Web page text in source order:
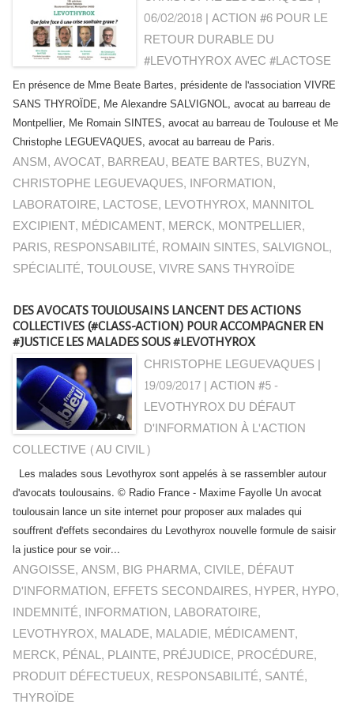
06/02/2018|ACTION #6 POUR LE
RETOUR DURABLE DU
#LEVOTHYROX AVEC #LACTOSE
En présence de Mme Beate Bartes, présidente de l'association VIVRE
SANS THYROÏDE, Me Alexandre SALVIGNOL, avocat au barreau de
Montpellier, Me Romain SINTES, avocat au barreau de Toulouse et Me
Christophe LEGUEVAQUES, avocat au barreau de Paris.
ANSM,AVOCAT, BARREAU, BEATE BARTES, BUZYN,
CHRISTOPHE LEGUEVAQUES, INFORMATION,
LABORATOIRE, LACTOSE, LEVOTHYROX, MANNITOL
EXCIPIENT, MÉDICAMENT, MERCK, MONTPELLIER,
PARIS, RESPONSABILITÉ, ROMAIN SINTES, SALVIGNOL,
SPÉCIALITÉ,TOULOUSE,VIVRE SANS THYROÏDE
DES AVOCATS TOULOUSAINS LANCENT DES ACTIONS
COLLECTIVES (#CLASS-ACTION) POUR ACCOMPAGNER EN
#JUSTICE LES MALADES SOUS #LEVOTHYROX
CHRISTOPHE LEGUEVAQUES |
19/09/2017|ACTION #5 -
LEVOTHYROX DU DÉFAUT
D'INFORMATION À L'ACTION
COLLECTIVE (AU CIVIL)
Les malades sous Levothyrox sont appelés à se rassembler autour
d'avocats toulousains. © Radio France - Maxime Fayolle Un avocat
toulousain lance un site internet pour proposer aux malades qui
souffrent d'effets secondaires du Levothyrox nouvelle formule de saisir
la justice pour se voir...
ANGOISSE,ANSM, BIG PHARMA, CIVILE, DÉFAUT
D'INFORMATION, EFFETS SECONDAIRES, HYPER, HYPO,
INDEMNITÉ, INFORMATION, LABORATOIRE,
LEVOTHYROX, MALADE, MALADIE, MÉDICAMENT,
MERCK, PÉNAL, PLAINTE, PRÉJUDICE, PROCÉDURE,
PRODUIT DÉFECTUEUX, RESPONSABILITÉ, SANTÉ,
THYROÏDE